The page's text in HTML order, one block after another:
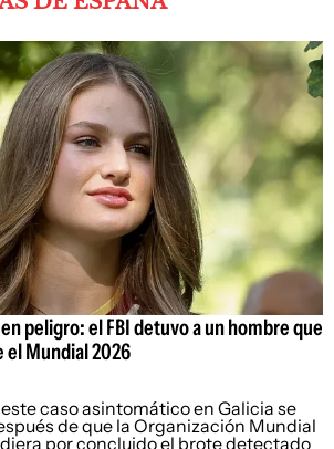
peligro: el FBI detuvo a un hombre que
el Mundial 2026